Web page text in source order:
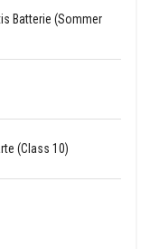
Batterie (Sommer
(Class 10)